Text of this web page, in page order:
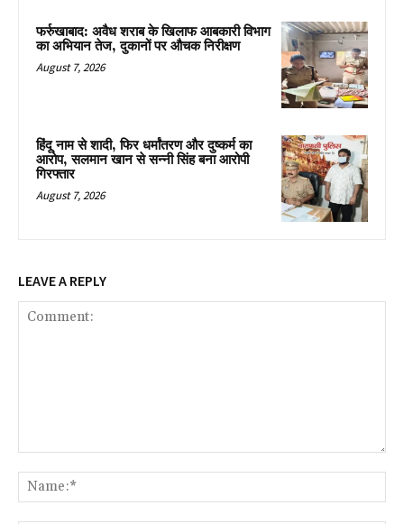
फर्रुखाबाद: अवैध शराब के खिलाफ आबकारी विभाग
का अभियान तेज, दुकानों पर औचक निरीक्षण
August 7, 2026
हिंदू नाम से शादी, फिर धर्मांतरण और दुष्कर्म का
आरोप, सलमान खान से सन्नी सिंह बना आरोपी
गिरफ्तार
August 7, 2026
LEAVE A REPLY